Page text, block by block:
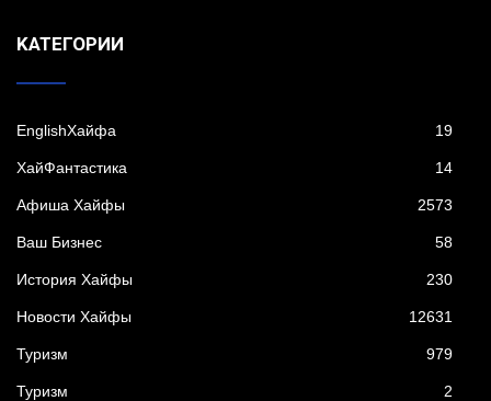
KАТЕГОРИИ
EnglishХайфа 19
XайФантастика 14
Афиша Хайфы 2573
Ваш Бизнес 58
История Хайфы 230
Новости Хайфы 12631
Туризм 979
Туризм 2